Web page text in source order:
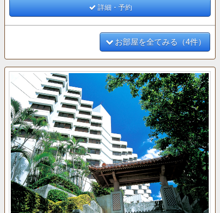
00）■
○朝食（コンチネンタルブレックファスト）8：0
○ティータイム（コーヒー、紅茶、ケーキなど）
14：00～16：00
○アペリティフタイム（アルコール、カナッペな
ど）17：00～19：00
○ナイトキャップ（リビングルーム「マロード」
にて提供）20：00～21：00
○新聞、雑誌類のご用意
○会議室のご利用（要予約）
○男性用サウナのご利用（12：00～20：00）
○シューシャインサービス（24時間）
○ターンダウンサービス（お休みのご準備）
詳細・予約
お部屋を全てみる（4件）